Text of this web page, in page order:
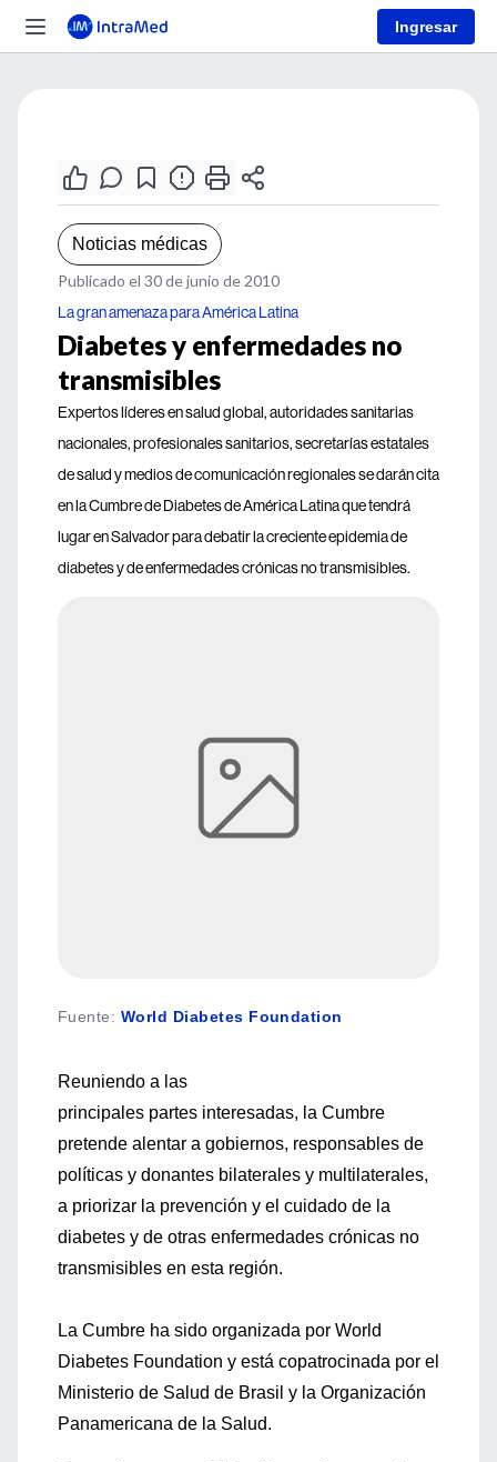
Ingresar
Noticias médicas
Publicado el 30 de junio de 2010
La gran amenaza para América Latina
Diabetes y enfermedades no
transmisibles
Expertos líderes en salud global, autoridades sanitarias
nacionales, profesionales sanitarios, secretarías estatales
de salud y medios de comunicación regionales se darán cita
en la Cumbre de Diabetes de América Latina que tendrá
lugar en Salvador para debatir la creciente epidemia de
diabetes y de enfermedades crónicas no transmisibles.
Fuente: World Diabetes Foundation
Reuniendo a las
principales partes interesadas, la Cumbre
pretende alentar a gobiernos, responsables de
políticas y donantes bilaterales y multilaterales,
a priorizar la prevención y el cuidado de la
diabetes y de otras enfermedades crónicas no
transmisibles en esta región.
La Cumbre ha sido organizada por World
Diabetes Foundation y está copatrocinada por el
Ministerio de Salud de Brasil y la Organización
Panamericana de la Salud.